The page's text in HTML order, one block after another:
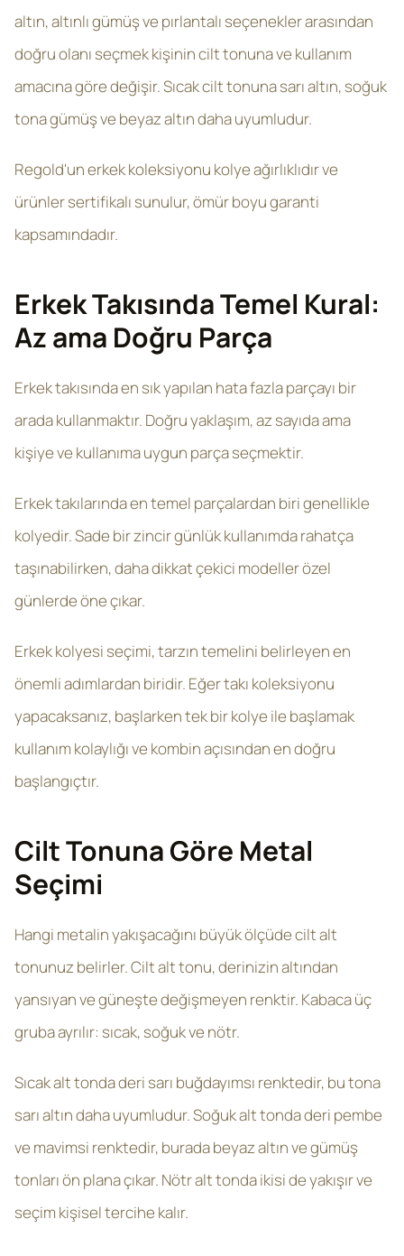
altın, altınlı gümüş ve pırlantalı seçenekler arasından
doğru olanı seçmek kişinin cilt tonuna ve kullanım
amacına göre değişir. Sıcak cilt tonuna sarı altın, soğuk
tona gümüş ve beyaz altın daha uyumludur.
Regold'un erkek koleksiyonu kolye ağırlıklıdır ve
ürünler sertifikalı sunulur, ömür boyu garanti
kapsamındadır.
Erkek Takısında Temel Kural:
Az ama Doğru Parça
Erkek takısında en sık yapılan hata fazla parçayı bir
arada kullanmaktır. Doğru yaklaşım, az sayıda ama
kişiye ve kullanıma uygun parça seçmektir.
Erkek takılarında en temel parçalardan biri genellikle
kolyedir. Sade bir zincir günlük kullanımda rahatça
taşınabilirken, daha dikkat çekici modeller özel
günlerde öne çıkar.
Erkek kolyesi seçimi, tarzın temelini belirleyen en
önemli adımlardan biridir. Eğer takı koleksiyonu
yapacaksanız, başlarken tek bir kolye ile başlamak
kullanım kolaylığı ve kombin açısından en doğru
başlangıçtır.
Cilt Tonuna Göre Metal
Seçimi
Hangi metalin yakışacağını büyük ölçüde cilt alt
tonunuz belirler. Cilt alt tonu, derinizin altından
yansıyan ve güneşte değişmeyen renktir. Kabaca üç
gruba ayrılır: sıcak, soğuk ve nötr.
Sıcak alt tonda deri sarı buğdayımsı renktedir, bu tona
sarı altın daha uyumludur. Soğuk alt tonda deri pembe
ve mavimsi renktedir, burada beyaz altın ve gümüş
tonları ön plana çıkar. Nötr alt tonda ikisi de yakışır ve
seçim kişisel tercihe kalır.